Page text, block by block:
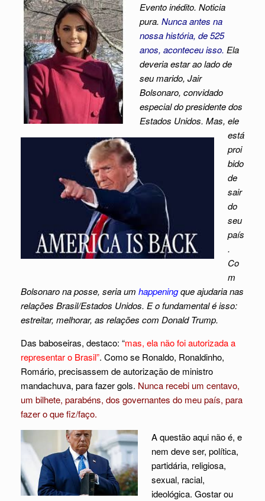
Evento inédito. Noticia
pura. Nunca antes na
nossa história, de 525
anos, aconteceu isso. Ela
deveria estar ao lado de
seu marido, Jair
Bolsonaro, convidado
especial do presidente dos
Estados Unidos. Mas, ele
está
proi
bido
de
sair
do
seu
país
.
Co
m
Bolsonaro na posse, seria um happeningque ajudaria nas
relações Brasil/Estados Unidos. E o fundamental é isso:
estreitar, melhorar, as relações com Donald Trump.
Das baboseiras, destaco: “mas, ela não foi autorizada a
representar o Brasil”. Como se Ronaldo, Ronaldinho,
Romário, precisassem de autorização de ministro
mandachuva, para fazer gols. Nunca recebi um centavo,
um bilhete, parabéns, dos governantes do meu país, para
fazer o que fiz/faço.
A questão aqui não é, e
nem deve ser, política,
partidária, religiosa,
sexual, racial,
ideológica. Gostar ou